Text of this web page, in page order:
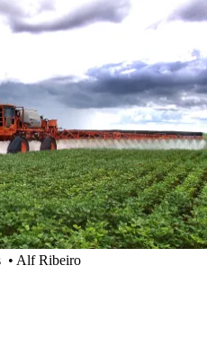
• Alf Ribeiro